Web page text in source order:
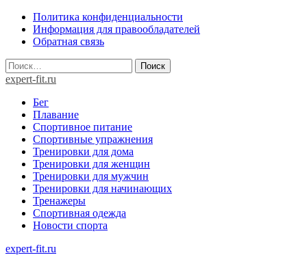
Skip
content
Политика конфиденциальности
Информация для правообладателей
Обратная связь
Найти:
expert-fit.ru
Бег
Плавание
Спортивное питание
Спортивные упражнения
Тренировки для дома
Тренировки для женщин
Тренировки для мужчин
Тренировки для начинающих
Тренажеры
Спортивная одежда
Новости спорта
expert-fit.ru